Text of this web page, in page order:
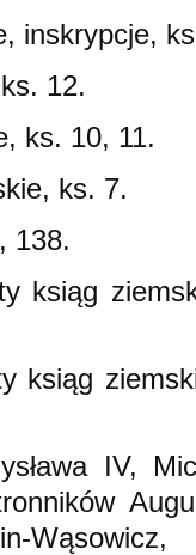
inskrypcje,
12.
ks. 10, 11.
ks. 7.
138.
ksiąg
ksiąg
IV,